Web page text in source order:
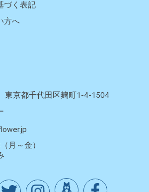
づく表記
方へ
京都千代田区麹町1-4-1504
月～金）